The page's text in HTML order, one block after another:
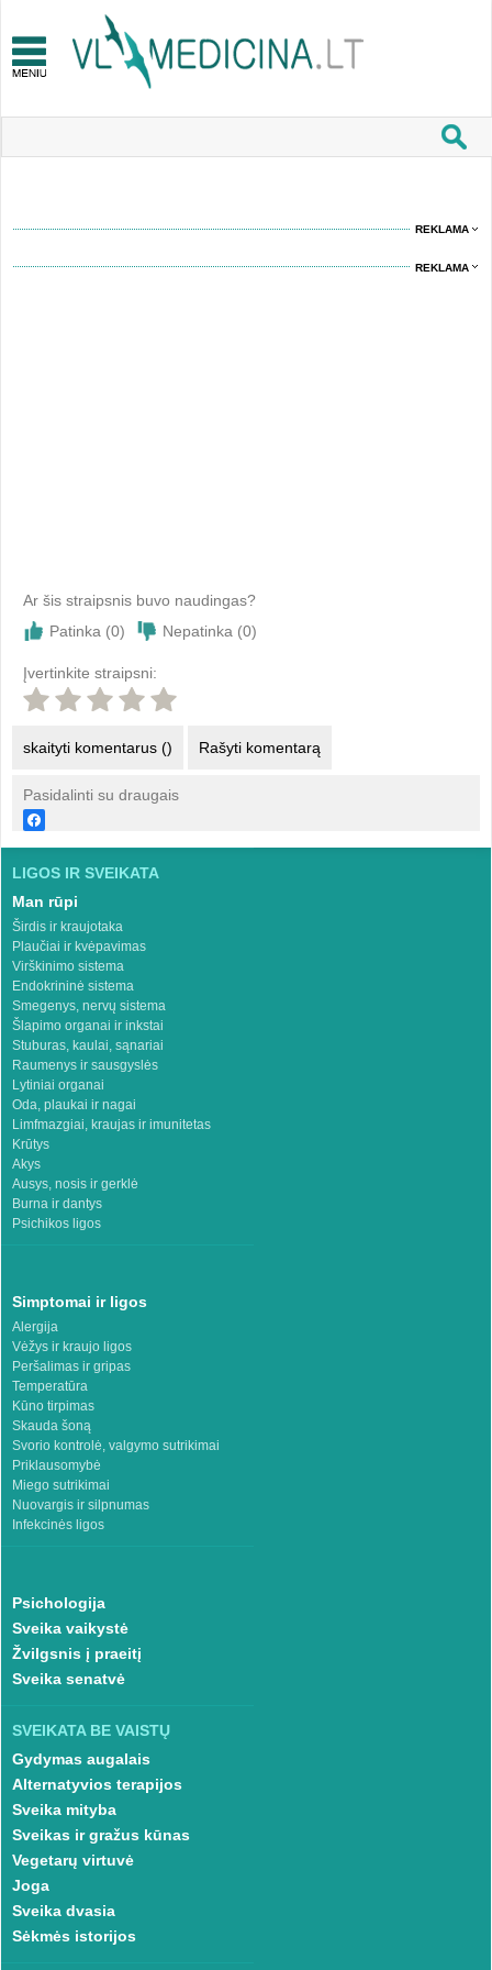
REKLAMA
REKLAMA
Ar šis straipsnis buvo naudingas?
Patinka (0) Nepatinka (0)
Įvertinkite straipsni:
skaityti komentarus () Rašyti komentarą
Pasidalinti su draugais
LIGOS IR SVEIKATA
Man rūpi
Širdis ir kraujotaka
Plaučiai ir kvėpavimas
Virškinimo sistema
Endokrininė sistema
Smegenys, nervų sistema
Šlapimo organai ir inkstai
Stuburas, kaulai, sąnariai
Raumenys ir sausgyslės
Lytiniai organai
Oda, plaukai ir nagai
Limfmazgiai, kraujas ir imunitetas
Krūtys
Akys
Ausys, nosis ir gerklė
Burna ir dantys
Psichikos ligos
Simptomai ir ligos
Alergija
Vėžys ir kraujo ligos
Peršalimas ir gripas
Temperatūra
Kūno tirpimas
Skauda šoną
Svorio kontrolė, valgymo sutrikimai
Priklausomybė
Miego sutrikimai
Nuovargis ir silpnumas
Infekcinės ligos
Psichologija
Sveika vaikystė
Žvilgsnis į praeitį
Sveika senatvė
SVEIKATA BE VAISTŲ
Gydymas augalais
Alternatyvios terapijos
Sveika mityba
Sveikas ir gražus kūnas
Vegetarų virtuvė
Joga
Sveika dvasia
Sėkmės istorijos